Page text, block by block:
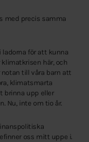
med precis samma
ladorna för att kunna
klimatkrisen här, och
till våra barn att
klimatsmarta
brinna upp eller
Nu, inte om tio år.
oss mitt uppe i.